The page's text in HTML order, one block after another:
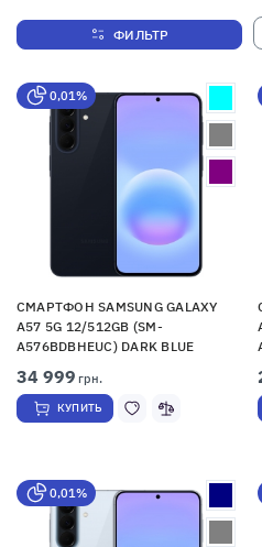
0,01%
СМАРТФОН SAMSUNG GALAXY
A57 5G 12/512GB (SM-
A576BDBHEUC) DARK BLUE
34 999 грн.
КУПИТЬ
0,01%
ФИЛЬТР